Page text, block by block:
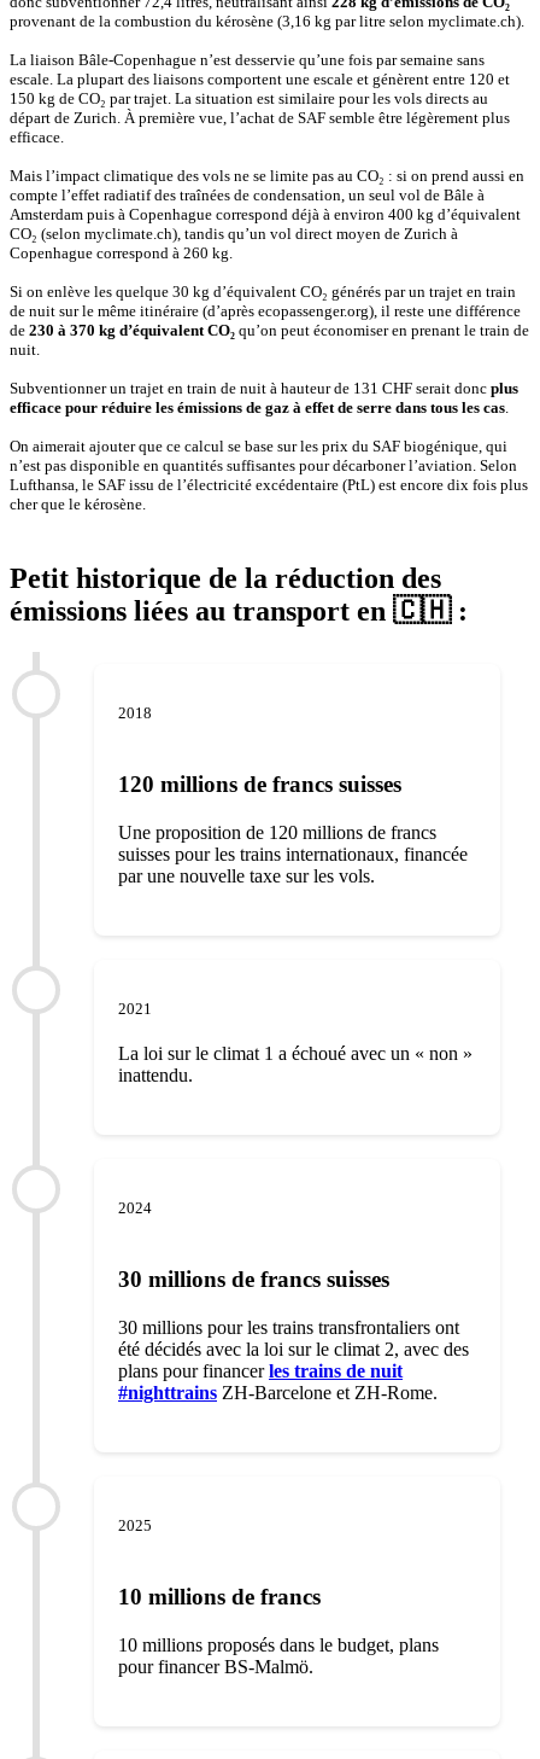
provenant de la combustion du kérosène (3,16 kg par litre selon myclimate.ch).
La liaison Bâle-Copenhague n’est desservie qu’une fois par semaine sans
escale. La plupart des liaisons comportent une escale et génèrent entre 120 et
150 kg de CO₂ par trajet. La situation est similaire pour les vols directs au
départ de Zurich. À première vue, l’achat de SAF semble être légèrement plus
efficace.
Mais l’impact climatique des vols ne se limite pas au CO₂ : si on prend aussi en
compte l’effet radiatif des traînées de condensation, un seul vol de Bâle à
Amsterdam puis à Copenhague correspond déjà à environ 400 kg d’équivalent
CO₂ (selon myclimate.ch), tandis qu’un vol direct moyen de Zurich à
Copenhague correspond à 260 kg.
Si on enlève les quelque 30 kg d’équivalent CO₂ générés par un trajet en train
de nuit sur le même itinéraire (d’après ecopassenger.org), il reste une différence
de 230 à 370 kg d’équivalent CO₂ qu’on peut économiser en prenant le train de
nuit.
Subventionner un trajet en train de nuit à hauteur de 131 CHF serait donc plus
efficace pour réduire les émissions de gaz à effet de serre dans tous les cas.
On aimerait ajouter que ce calcul se base sur les prix du SAF biogénique, qui
n’est pas disponible en quantités suffisantes pour décarboner l’aviation. Selon
Lufthansa, le SAF issu de l’électricité excédentaire (PtL) est encore dix fois plus
cher que le kérosène.
Petit historique de la réduction des
émissions liées au transport en 🇨🇭 :
2018
120 millions de francs suisses
Une proposition de 120 millions de francs
suisses pour les trains internationaux, financée
par une nouvelle taxe sur les vols.
2021
La loi sur le climat 1 a échoué avec un « non »
inattendu.
2024
30 millions de francs suisses
30 millions pour les trains transfrontaliers ont
été décidés avec la loi sur le climat 2, avec des
plans pour financerles trains de nuit
#nighttrains ZH-Barcelone et ZH-Rome.
2025
10 millions de francs
10 millions proposés dans le budget, plans
pour financer BS-Malmö.